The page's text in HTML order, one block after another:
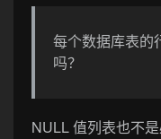
每个数据库表的
吗？
NULL 值列表也不是